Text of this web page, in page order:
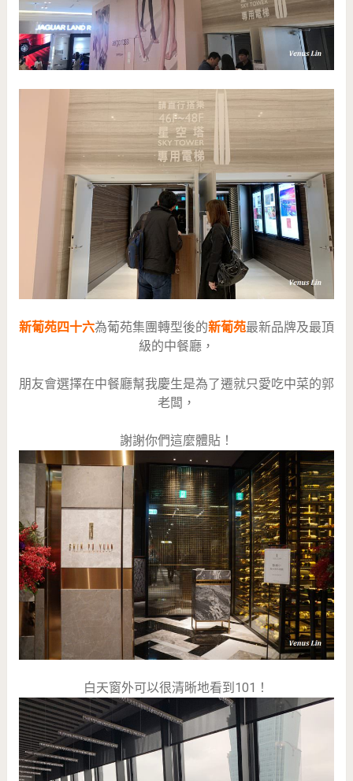
新葡苑四十六為葡苑集團轉型後的新葡苑最新品牌及最頂
級的中餐廳，
朋友會選擇在中餐廳幫我慶生是為了遷就只愛吃中菜的郭
老闆，
謝謝你們這麼體貼！
白天窗外可以很清晰地看到101！